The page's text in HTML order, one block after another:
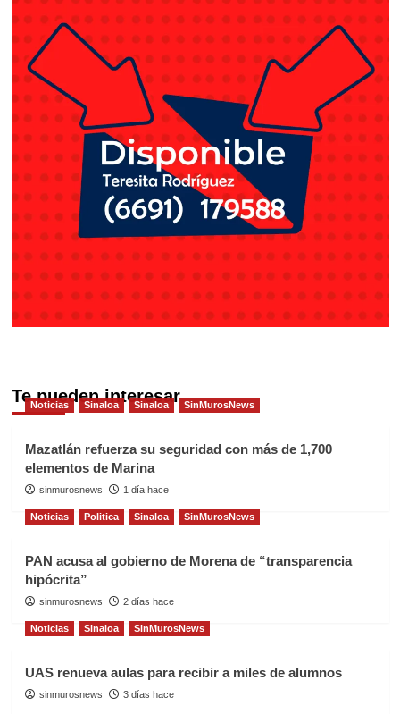
Te pueden interesar
Noticias Sinaloa Sinaloa SinMurosNews
Mazatlán refuerza su seguridad con más de 1,700
elementos de Marina
sinmurosnews 1 día hace
Noticias Politica Sinaloa SinMurosNews
PAN acusa al gobierno de Morena de “transparencia
hipócrita”
sinmurosnews 2 días hace
Noticias Sinaloa SinMurosNews
UAS renueva aulas para recibir a miles de alumnos
sinmurosnews 3 días hace